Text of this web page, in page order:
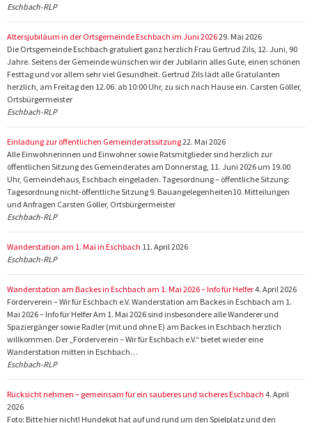
Eschbach-RLP
Altersjubiläum in der Ortsgemeinde Eschbach im Juni 202629. Mai 2026
Die Ortsgemeinde Eschbach gratuliert ganz herzlich Frau Gertrud Zils, 12. Juni, 90
Jahre. Seitens der Gemeinde wünschen wir der Jubilarin alles Gute, einen schönen
Festtag und vor allem sehr viel Gesundheit. Gertrud Zils lädt alle Gratulanten
herzlich, am Freitag den 12.06. ab 10:00 Uhr, zu sich nach Hause ein. Carsten Göller,
Ortsbürgermeister
Eschbach-RLP
Einladung zur öffentlichen Gemeinderatssitzung22. Mai 2026
Alle Einwohnerinnen und Einwohner sowie Ratsmitglieder sind herzlich zur
öffentlichen Sitzung des Gemeinderates am Donnerstag, 11. Juni 2026 um 19.00
Uhr, Gemeindehaus, Eschbach eingeladen. Tagesordnung – öffentliche Sitzung:
Tagesordnung nicht-öffentliche Sitzung 9. Bauangelegenheiten10. Mitteilungen
und Anfragen Carsten Göller, Ortsbürgermeister
Eschbach-RLP
Wanderstation am 1. Mai in Eschbach 11. April 2026
Eschbach-RLP
Wanderstation am Backes in Eschbach am 1. Mai 2026 – Info für Helfer4. April 2026
Förderverein – Wir für Eschbach e.V. Wanderstation am Backes in Eschbach am 1.
Mai 2026 – Info für Helfer Am 1. Mai 2026 sind insbesondere alle Wanderer und
Spaziergänger sowie Radler (mit und ohne E) am Backes in Eschbach herzlich
willkommen. Der „Förderverein – Wir für Eschbach e.V.“ bietet wieder eine
Wanderstation mitten in Eschbach…
Eschbach-RLP
Rücksicht nehmen – gemeinsam für ein sauberes und sicheres Eschbach 4. April
2026
Foto: Bitte hier nicht! Hundekot hat auf und rund um den Spielplatz und den